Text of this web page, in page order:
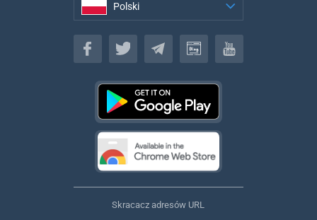
Polski
Polski
Skracacz adresów URL